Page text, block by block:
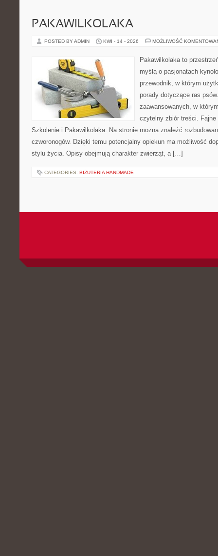
PAKAWILKOLAKA
POSTED BY ADMIN KWI - 14 - 2026 MOŻLIWOŚĆ
Pakawilkolaka to
myślą o pasjonatach
przewodnik, w którym
porady dotyczące ras
zaawansowanych, w
czytelny zbiór treści.
Szkolenie i Pakawilkolaka. Na stronie można znaleźć
czworonogów. Dzięki temu potencjalny opiekun ma możliwość
stylu życia. Opisy obejmują charakter zwierząt, a […]
CATEGORIES: BIŻUTERIA HANDMADE